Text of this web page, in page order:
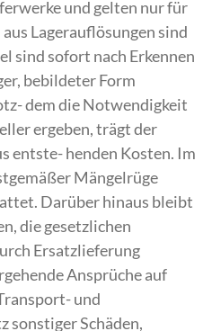
und gelten nur für
Lagerauflösungen sind
sind sofort nach Erkennen
bebildeter Form
dem die Notwendigkeit
ergeben, trägt der
entste- henden Kosten. Im
Mängelrüge
Darüber hinaus bleibt
die gesetzlichen
Ersatzlieferung
Ansprüche auf
und
sonstiger Schäden,